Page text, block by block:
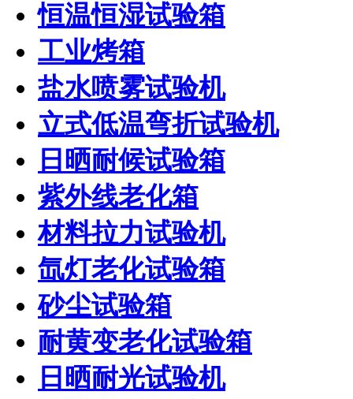
恒温恒湿试验箱
工业烤箱
盐水喷雾试验机
立式低温弯折试验机
日晒耐候试验箱
紫外线老化箱
材料拉力试验机
氙灯老化试验箱
砂尘试验箱
耐黄变老化试验箱
日晒耐光试验机